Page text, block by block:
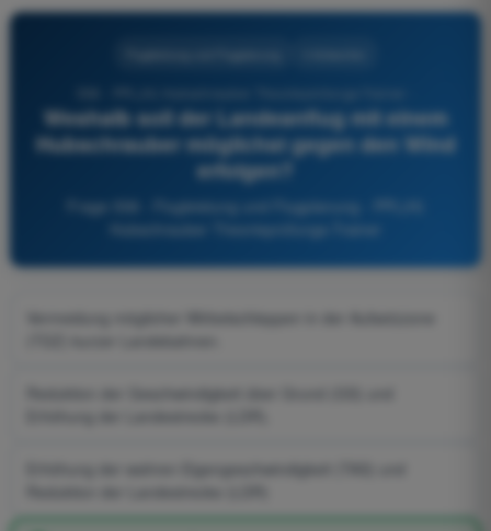
Weshalb soll der Landeanflug mit einem
Hubschrauber möglichst gegen den Wind
erfolgen?
Frage 558 - Flugleistung und Flugplanung - PPL(H)